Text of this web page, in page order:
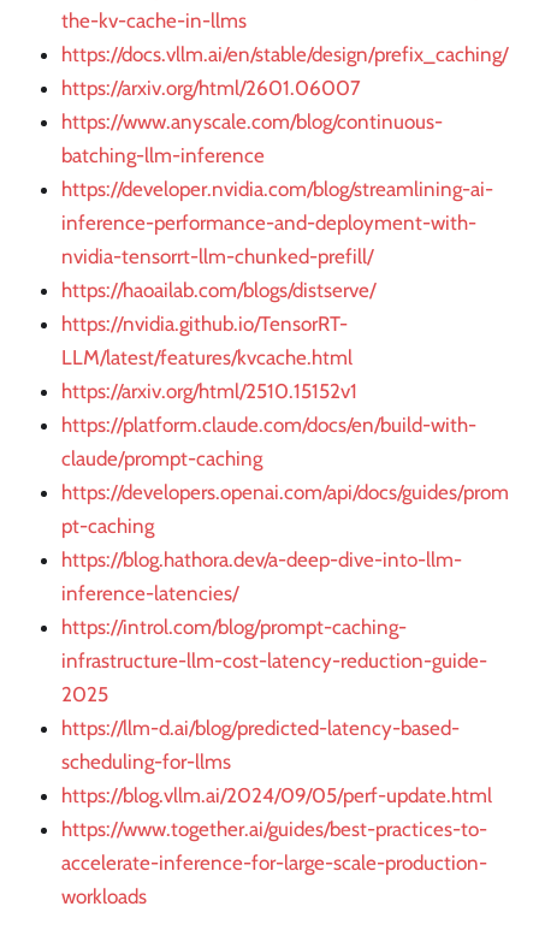
the-kv-cache-in-llms
https://docs.vllm.ai/en/stable/design/prefix_caching/
https://arxiv.org/html/2601.06007
https://www.anyscale.com/blog/continuous-
batching-llm-inference
https://developer.nvidia.com/blog/streamlining-ai-
inference-performance-and-deployment-with-
nvidia-tensorrt-llm-chunked-prefill/
https://haoailab.com/blogs/distserve/
https://nvidia.github.io/TensorRT-
LLM/latest/features/kvcache.html
https://arxiv.org/html/2510.15152v1
https://platform.claude.com/docs/en/build-with-
claude/prompt-caching
https://developers.openai.com/api/docs/guides/prom
pt-caching
https://blog.hathora.dev/a-deep-dive-into-llm-
inference-latencies/
https://introl.com/blog/prompt-caching-
infrastructure-llm-cost-latency-reduction-guide-
2025
https://llm-d.ai/blog/predicted-latency-based-
scheduling-for-llms
https://blog.vllm.ai/2024/09/05/perf-update.html
https://www.together.ai/guides/best-practices-to-
accelerate-inference-for-large-scale-production-
workloads